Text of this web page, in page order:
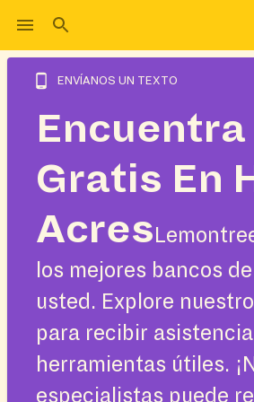
ENVÍANOS UN TEXTO
Gratis En
Acres
los mejores bancos
usted. Explore
para recibir
herramientas útiles.
especialistas puede